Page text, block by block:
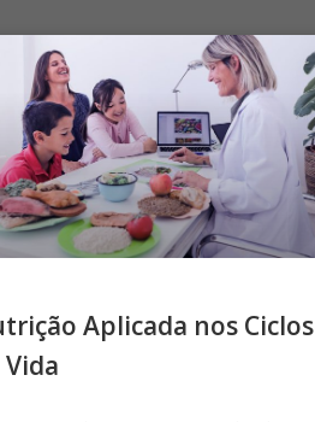
Aplicada nos Ciclos